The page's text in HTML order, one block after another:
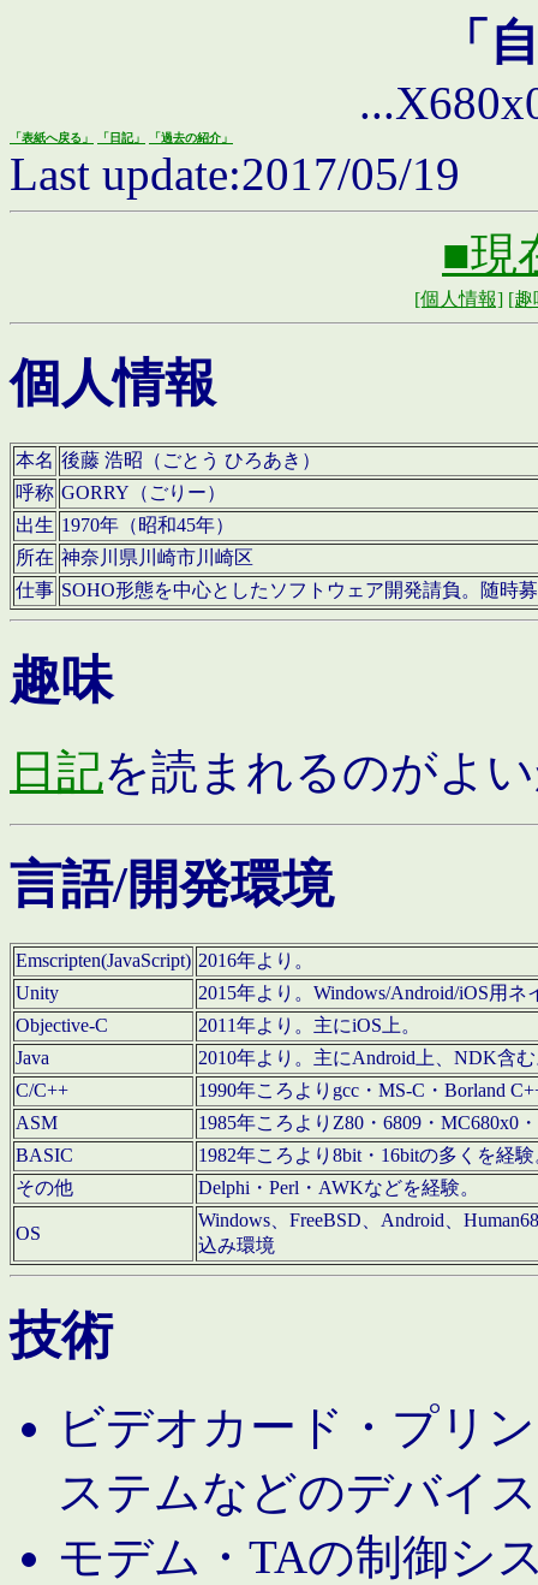
「
「表紙へ戻る」 「日記」 「過去の紹介」
Last update:2017/05/19
■現
[個人情報] [趣
個人情報
本名 後藤 浩昭（ごとう ひろあき）
呼称 GORRY（ごりー）
出生 1970年（昭和45年）
所在 神奈川県川崎市川崎区
仕事 SOHO形態を中心としたソフトウェア開発請負。随時
趣味
日記を読まれるのがよ
言語/開発環境
Emscripten(JavaScript) 2016年より。
Unity
2015年より。Windows/Android/iOS用
Objective-C
2011年より。主にiOS上。
Java
2010年より。主にAndroid上、NDK含
C/C++
1990年ころよりgcc・MS-C・Borland
ASM
1985年ころよりZ80・6809・MC680x0
BASIC
1982年ころより8bit・16bitの多くを経
その他
Delphi・Perl・AWKなどを経験。
OS
Windows、FreeBSD、Android、
込み環境
技術
ビデオカード・プリ
ステムなどのデバイ
モデム・TAの制御シ